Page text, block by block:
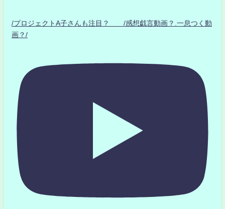
/プロジェクトA子さんも注目？ /感想戯言動画？.一息つく動
画？/